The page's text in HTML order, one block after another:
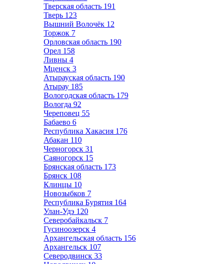
Тверская область 191
Тверь 123
Вышний Волочёк 12
Торжок 7
Орловская область 190
Орел 158
Ливны 4
Мценск 3
Атырауская область 190
Атырау 185
Вологодская область 179
Вологда 92
Череповец 55
Бабаево 6
Республика Хакасия 176
Абакан 110
Черногорск 31
Саяногорск 15
Брянская область 173
Брянск 108
Клинцы 10
Новозыбков 7
Республика Бурятия 164
Улан-Удэ 120
Северобайкальск 7
Гусиноозерск 4
Архангельская область 156
Архангельск 107
Северодвинск 33